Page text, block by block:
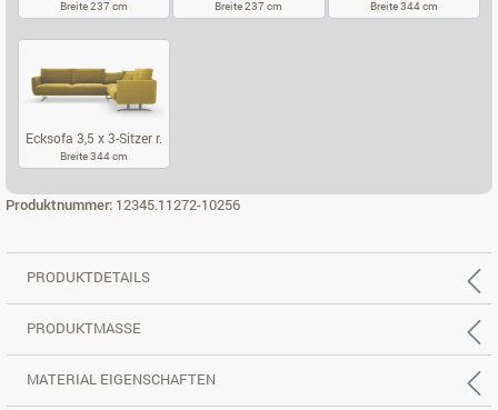
Breite 237 cm Breite 237 cm Breite 344 cm
Ecksofa 3,5 x 3-Sitzer r.
Breite 344 cm
Produktnummer: 12345.11272-10256
PRODUKTDETAILS
PRODUKTMASSE
MATERIAL EIGENSCHAFTEN